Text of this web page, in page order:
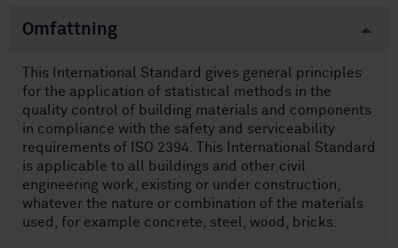
Omfattning
This International Standard gives general principles
for the application of statistical methods in the
quality control of building materials and components
in compliance with the safety and serviceability
requirements of ISO 2394. This International Standard
is applicable to all buildings and other civil
engineering work, existing or under construction,
whatever the nature or combination of the materials
used, for example concrete, steel, wood, bricks.